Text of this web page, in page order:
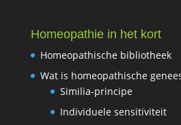
Homeopathie in het kort
Homeopathische bibliotheek
Wat is homeopathische
Similia-principe
Individuele sensitiviteit